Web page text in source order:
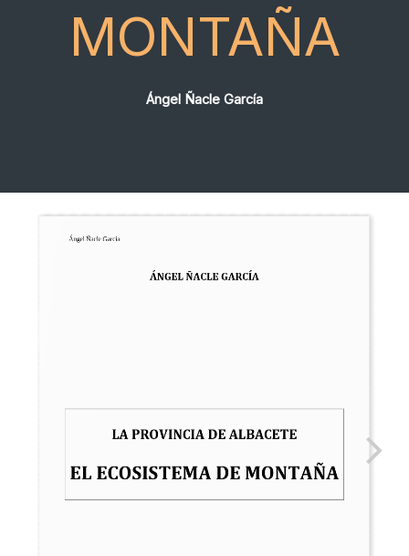
MONTAÑA
Ángel Ñacle García